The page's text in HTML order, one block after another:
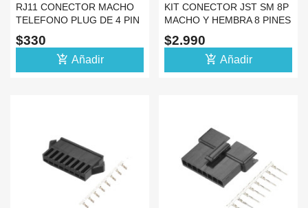
RJ11 CONECTOR MACHO
TELEFONO PLUG DE 4 PIN
$330
add_shopping_cart Añadir
KIT CONECTOR JST SM 8P
MACHO Y HEMBRA 8 PINES
+ ESPADINES
$2.990
add_shopping_cart Añadir